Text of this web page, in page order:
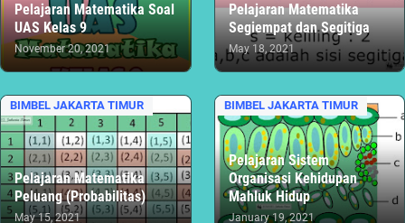
Pelajaran Matematika Soal
UAS Kelas 9
November 20, 2021
Pelajaran Matematika
Segiempat dan Segitiga
May 18, 2021
BIMBEL JAKARTA TIMUR
Pelajaran Matematika
Peluang (Probabilitas)
May 15, 2021
BIMBEL JAKARTA TIMUR
Pelajaran Sistem
Organisasi Kehidupan
Mahluk Hidup
January 19, 2021